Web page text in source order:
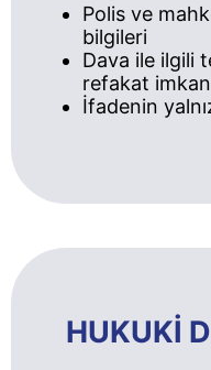
Polis ve
bilgileri
Dava ile ilgili
refakat
İfadenin
HUKUKİ